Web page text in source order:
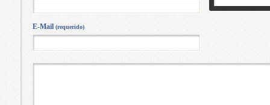
E-Mail (requerido)